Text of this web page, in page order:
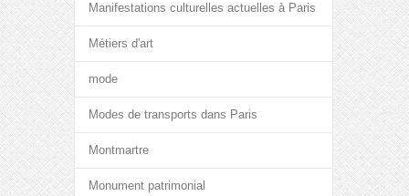
Manifestations culturelles actuelles à Paris
Métiers d'art
mode
Modes de transports dans Paris
Montmartre
Monument patrimonial